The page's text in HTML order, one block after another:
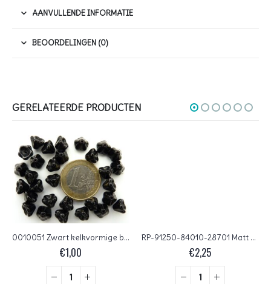
AANVULLENDE INFORMATIE
BEOORDELINGEN (0)
GERELATEERDE PRODUCTEN
0010051 Zwart kelkvormige bloem 30 Pc.
€1,00
RP-91250-84010-28701 Matt Red Opal AB 50 Pc.
€2,25